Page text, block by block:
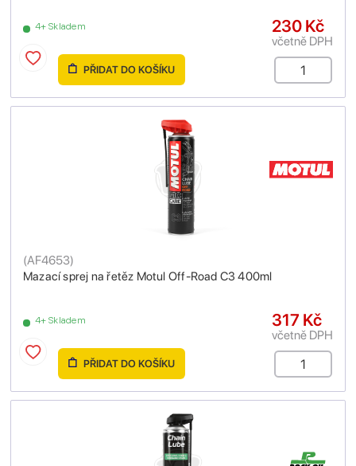
4+ Skladem 230 Kč
včetně DPH
PŘIDAT DO KOŠÍKU
Mazací sprej na řetěz Motul Off-Road C3 400ml
(AF4653)
4+ Skladem 317 Kč
včetně DPH
PŘIDAT DO KOŠÍKU